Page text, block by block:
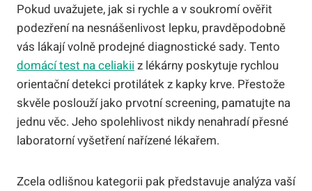
Pokud uvažujete, jak si rychle a v soukromí ověřit
podezření na nesnášenlivost lepku, pravděpodobně
vás lákají volně prodejné diagnostické sady. Tento
domácí test na celiakiiz lékárny poskytuje rychlou
orientační detekci protilátek z kapky krve. Přestože
skvěle poslouží jako prvotní screening, pamatujte na
jednu věc. Jeho spolehlivost nikdy nenahradí přesné
laboratorní vyšetření nařízené lékařem.
Zcela odlišnou kategorii pak představuje analýza vaší